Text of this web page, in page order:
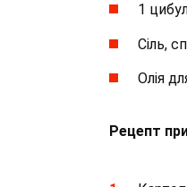
1
Сіль,
Олія
Рецепт